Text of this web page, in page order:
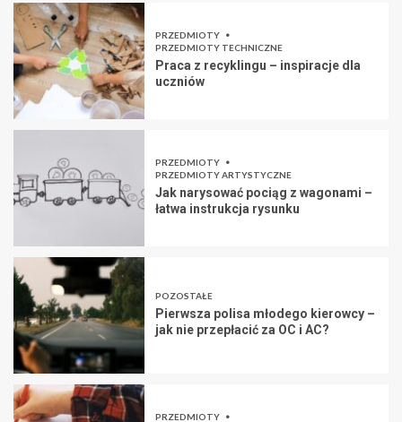
PRZEDMIOTY
PRZEDMIOTY TECHNICZNE
Praca z recyklingu – inspiracje dla
uczniów
PRZEDMIOTY
PRZEDMIOTY ARTYSTYCZNE
Jak narysować pociąg z wagonami –
łatwa instrukcja rysunku
POZOSTAŁE
Pierwsza polisa młodego kierowcy –
jak nie przepłacić za OC i AC?
PRZEDMIOTY